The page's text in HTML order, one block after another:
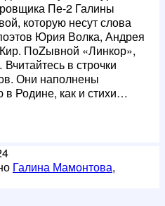
Пе-2 Галины
которую несут слова
Юрия Волка, Андрея
ПоZывной «Линкор»,
в строчки
Они наполнены
Родине, как и стихи…
Галина Мамонтова,